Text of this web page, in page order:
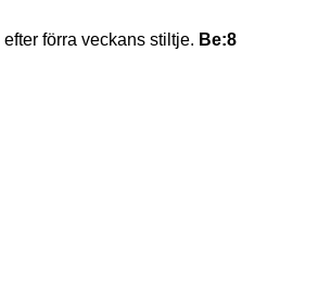
förra veckans stiltje. Be:8